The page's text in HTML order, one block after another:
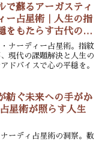
で蘇るアーガスティ
ー占星術｜人生の指
をもたらす古代の知
ナーディー占星術。指紋
現代の課題解決と人生の
ドバイスで心の平穏を。
紡ぐ未来への手がか
星術が照らす人生
ーディ占星術の洞察。数